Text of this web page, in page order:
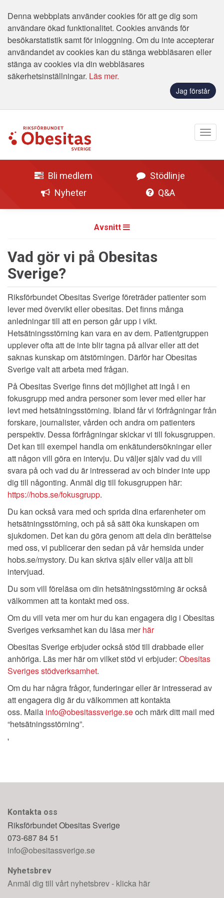
Denna webbplats använder cookies för att ge dig som
användare ökad funktionalitet. Cookies används för
besökarstatistik samt för inloggning. Om du inte accepterar
användandet av cookies kan du stänga webbläsaren eller
stänga av cookies via din webbläsares
säkerhetsinställningar. Läs mer.
Jag förstår
Bli medlem
Stödlinje
Nyheter
Q&A
Avsnitt
Vad gör vi på Obesitas
Sverige?
Riksförbundet Obesitas Sverige företräder patienter som
lever med övervikt eller obesitas. Det finns många
anledningar till att en person går upp i vikt.
Hetsätningsstörning kan vara en av dem. Patientgruppen
upplever ofta att de inte blir tagna på allvar eller att det
saknas kunskap om ätstörningen. Därför har Obesitas
Sverige valt att arbeta med frågan.
På Obesitas Sverige finns det möjlighet att ingå i en
fokusgrupp med andra personer som lever med eller har
levt med hetsätningsstörning. Ibland får vi förfrågningar från
forskare, journalister, vården och andra om patienters
perspektiv. Dessa förfrågningar skickar vi till fokusgruppen.
Det kan till exempel handla om enkätundersökningar eller
att någon vill göra en intervju. Du väljer själv vad du vill
svara på och vad du är intresserad av och binder inte upp
dig till någonting. Anmäl dig till fokusgruppen här:
https://hobs.se/fokusgrupp.
Du kan också vara med och sprida dina erfarenheter om
hetsätningsstörning, och på så sätt öka kunskapen om
sjukdomen. Det kan du göra genom att dela din berättelse
med oss, vi publicerar den sedan på vår hemsida under
hobs.se/mystory. Du kan skriva själv eller välja att bli
intervjuad.
Du som vill föreläsa om din hetsätningsstörning är också
välkommen att ta kontakt med oss.
Om du vill veta mer om hur du kan engagera dig i Obesitas
Sveriges verksamhet kan du läsa mer här
Obesitas Sverige erbjuder också stöd till drabbade eller
anhöriga. Läs mer här om vilket stöd vi erbjuder: Obesitas
Sveriges stödverksamhet.
Om du har några frågor, funderingar eller är intresserad av
att engagera dig är du välkommen att kontakta
oss. Maila info@obesitassverige.seoch märk ditt mail med
“hetsätningsstörning”.
'
Kontakta oss
Riksförbundet Obesitas Sverige
073-687 84 51
info@obesitassverige.se
Nyhetsbrev
Anmäl dig till vårt nyhetsbrev - klicka här